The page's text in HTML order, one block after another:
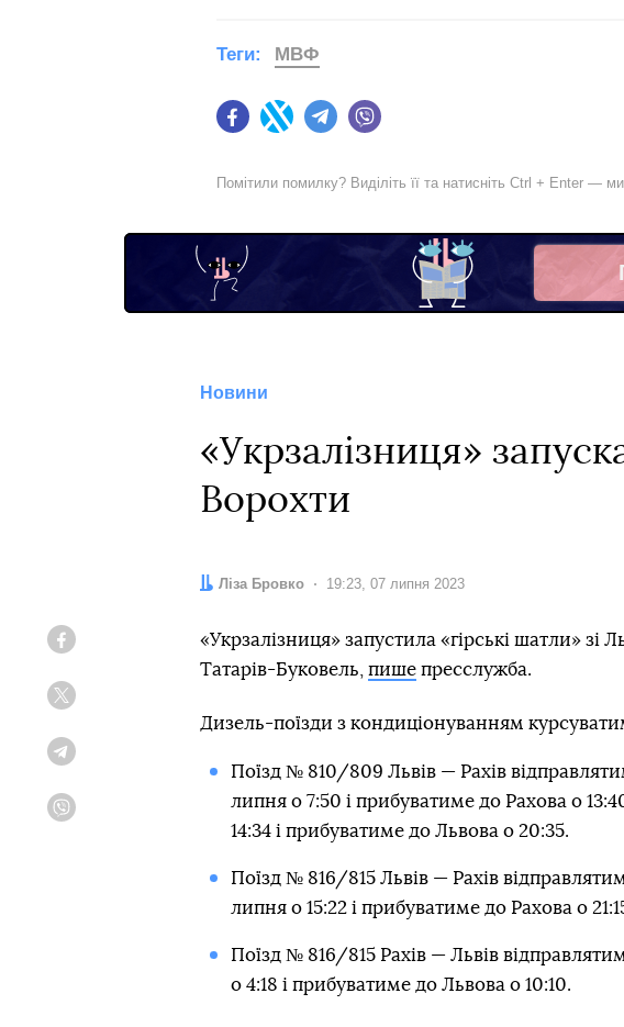
FacebookTwitter Telegram
Теги: МВФ
Помітили помилку? Виділіть її та натисніть Ctrl + Enter — ми
Новини
«Укрзалізниця»
Ворохти
Автор:
Ліза Бровко Дата:
19:23, 07 липня 2023
«Укрзалізниця» запустила «гірські шатли» зі
Татарів-Буковель, пише пресслужба.
Дизель-поїзди з кондиціонуванням
Поїзд № 810/809 Львів — Рахів
липня о 7:50 і прибуватиме до Рахова о
14:34 і прибуватиме до Львова о 20:35.
Поїзд № 816/815 Львів — Рахів
липня о 15:22 і прибуватиме до Рахова о
Поїзд № 816/815 Рахів — Львів
о 4:18 і прибуватиме до Львова о 10:10.